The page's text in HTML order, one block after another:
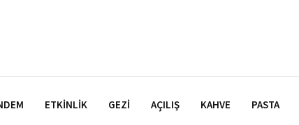
ETKINLIK GEZI AÇILIŞ KAHVE PASTA